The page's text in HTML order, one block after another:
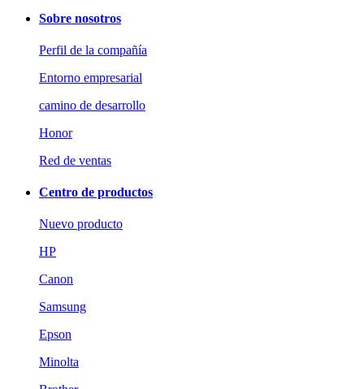
Sobre nosotros
Perfil de la compañía
Entorno empresarial
camino de desarrollo
Honor
Red de ventas
Centro de productos
Nuevo producto
HP
Canon
Samsung
Epson
Minolta